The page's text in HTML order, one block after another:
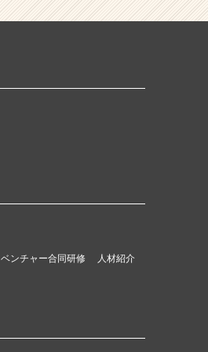
ベンチャー合同研修
人材紹介